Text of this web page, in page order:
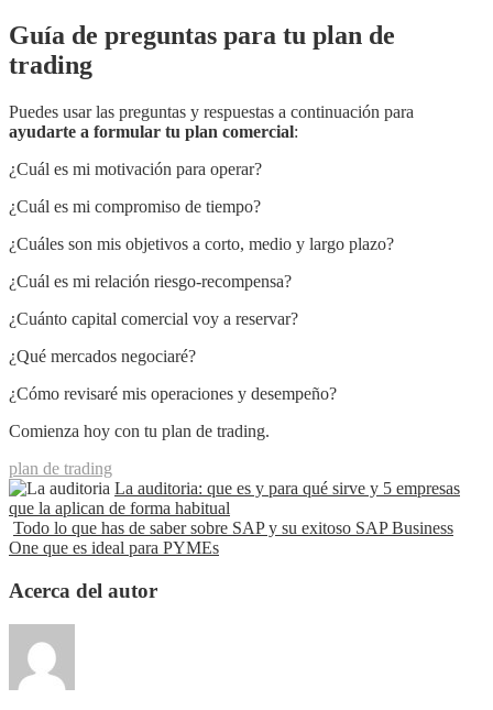
Guía de preguntas para tu plan de
trading
Puedes usar las preguntas y respuestas a continuación para
ayudarte a formular tu plan comercial:
¿Cuál es mi motivación para operar?
¿Cuál es mi compromiso de tiempo?
¿Cuáles son mis objetivos a corto, medio y largo plazo?
¿Cuál es mi relación riesgo-recompensa?
¿Cuánto capital comercial voy a reservar?
¿Qué mercados negociaré?
¿Cómo revisaré mis operaciones y desempeño?
Comienza hoy con tu plan de trading.
plan de trading
La auditoria: que es y para qué sirve y 5 empresas
que la aplican de forma habitual
Todo lo que has de saber sobre SAP y su exitoso SAP Business
One que es ideal para PYMEs
Acerca del autor